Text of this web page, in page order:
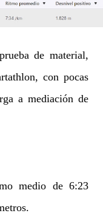
de material,
con pocas
a mediación de
medio de 6:23